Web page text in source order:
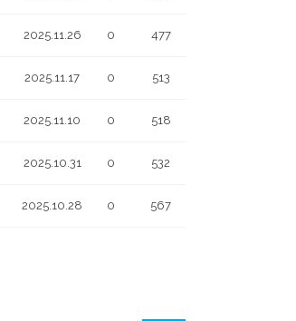
2025.11.26 0 477
2025.11.17 0 513
2025.11.10 0 518
2025.10.31 0 532
2025.10.28 0 567